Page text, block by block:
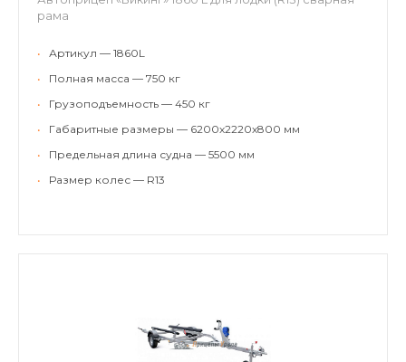
рама
•
Артикул — 1860L
•
Полная масса — 750 кг
•
Грузоподъемность — 450 кг
•
Габаритные размеры — 6200х2220х800 мм
•
Предельная длина судна — 5500 мм
•
Размер колес — R13